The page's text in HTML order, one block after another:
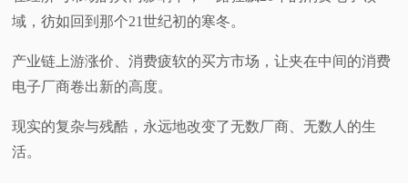
体
验
域，彷如回到那个21世纪初的寒冬。
产业链上游涨价、消费疲软的买方市场，让夹在中间的消费
电子厂商卷出新的高度。
现实的复杂与残酷，永远地改变了无数厂商、无数人的生
活。